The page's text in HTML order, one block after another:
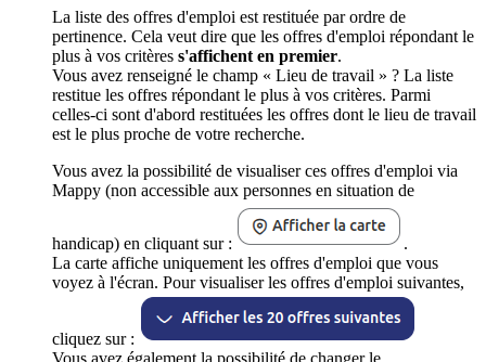
La liste des offres d'emploi est restituée par ordre de
pertinence. Cela veut dire que les offres d'emploi répondant le
plus à vos critères s'affichent en premier.
Vous avez renseigné le champ « Lieu de travail » ? La liste
restitue les offres répondant le plus à vos critères. Parmi
celles-ci sont d'abord restituées les offres dont le lieu de travail
est le plus proche de votre recherche.
Vous avez la possibilité de visualiser ces offres d'emploi via
Mappy (non accessible aux personnes en situation de
handicap) en cliquant sur :
.
La carte affiche uniquement les offres d'emploi que vous
voyez à l'écran. Pour visualiser les offres d'emploi suivantes,
cliquez sur :